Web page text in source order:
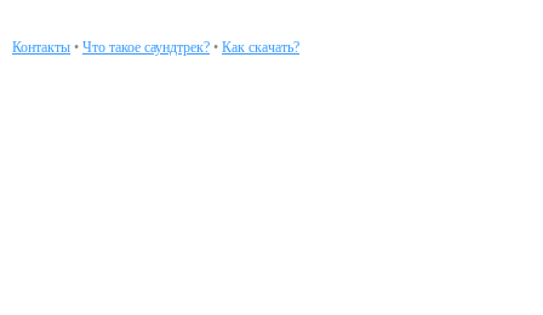
Контакты • Что такое саундтрек? • Как скачать?